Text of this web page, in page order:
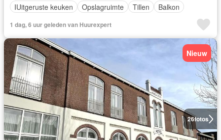
IUitgeruste keuken
Opslagruimte Tillen Balkon
1 dag, 6 uur geleden van Huurexpert
26fotos
Nieuw